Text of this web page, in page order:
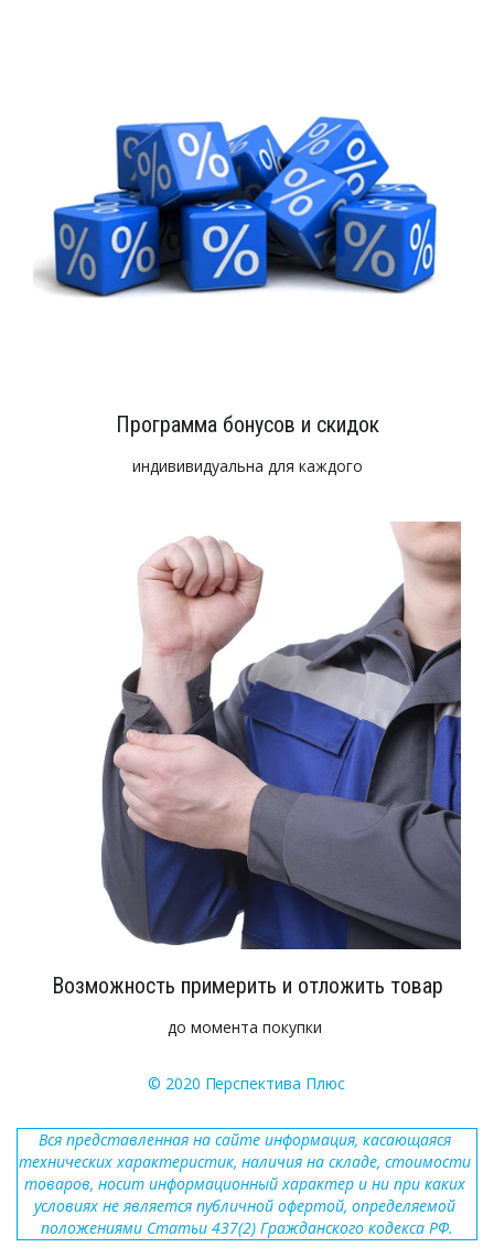
Программа бонусов и скидок
индививидуальна для каждого
Возможность примерить и отложить товар
до момента покупки
© 2020 Перспектива Плюс
Вся представленная на сайте информация, касающаяся
технических характеристик, наличия на складе, стоимости
товаров, носит информационный характер и ни при каких
условиях не является публичной офертой, определяемой
положениями Статьи 437(2) Гражданского кодекса РФ.